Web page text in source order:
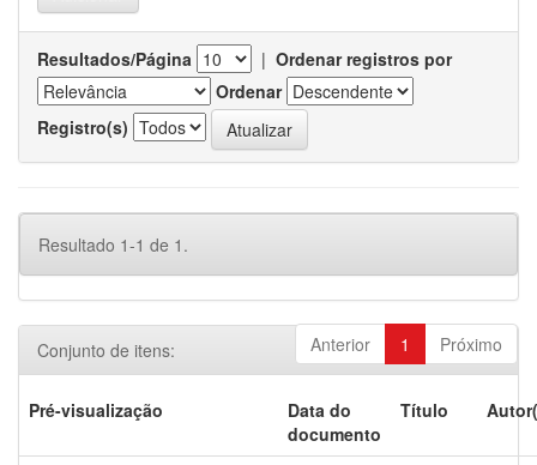
Resultados/Página | Ordenar registros por
Ordenar
Registro(s)
Resultado 1-1 de 1.
Anterior 1 Próximo
Conjunto de itens:
Pré-visualização
Data do
documento
Título